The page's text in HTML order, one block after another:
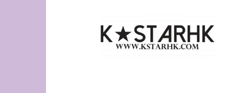
Star
HK